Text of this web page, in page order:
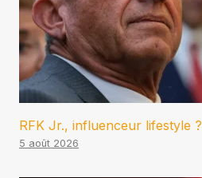
RFK Jr., influenceur lifestyle ?
5 août 2026